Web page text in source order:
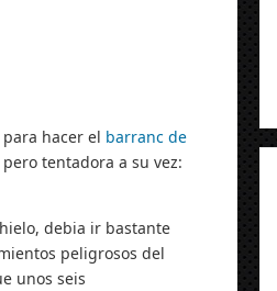
hacer el barranc de
tentadora a su vez:
debia ir bastante
peligrosos del
unos seis